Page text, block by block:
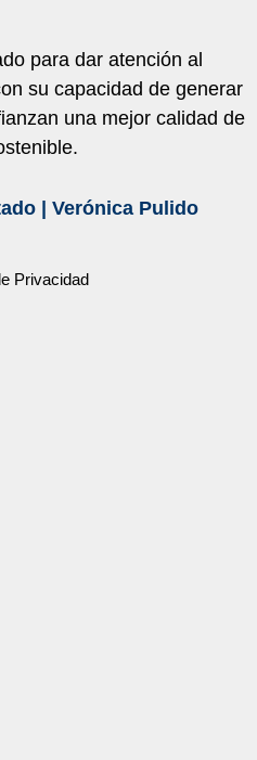
para dar atención al
su capacidad de generar
una mejor calidad de
| Verónica Pulido
Privacidad